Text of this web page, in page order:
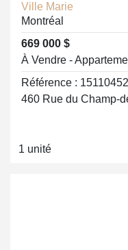
Ville Marie
Montréal
669 000 $
À Vendre -
Référence : 15110452
460 Rue du Champ-
1 unité